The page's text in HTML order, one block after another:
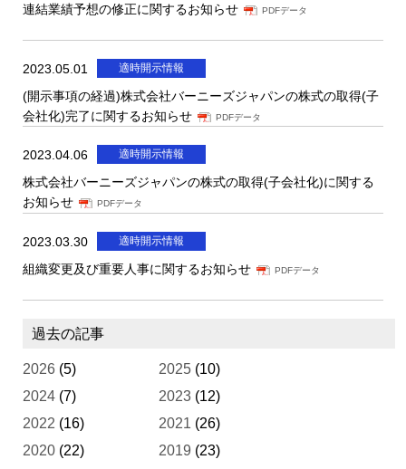
連結業績予想の修正に関するお知らせ PDFデータ
2023.05.01 適時開示情報
(開示事項の経過)株式会社バーニーズジャパンの株式の取得(子
会社化)完了に関するお知らせ
PDFデータ
2023.04.06 適時開示情報
株式会社バーニーズジャパンの株式の取得(子会社化)に関する
お知らせ
PDFデータ
2023.03.30 適時開示情報
組織変更及び重要人事に関するお知らせ PDFデータ
過去の記事
2026 (5) 2025 (10)
2024 (7) 2023 (12)
2022 (16) 2021 (26)
2020 (22) 2019 (23)